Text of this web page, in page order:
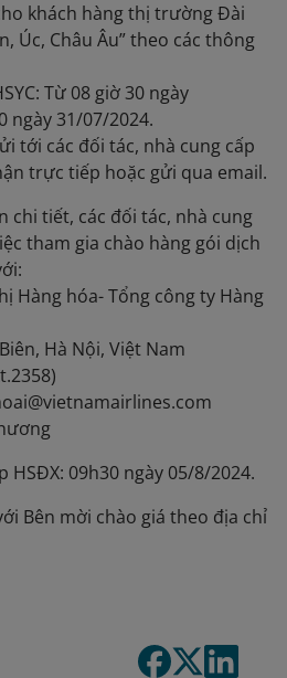
khách hàng thị trường Đài
Úc, Châu Âu” theo các thông
Từ 08 giờ 30 ngày
ngày 31/07/2024.
tới các đối tác, nhà cung cấp
trực tiếp hoặc gửi qua email.
chi tiết, các đối tác, nhà cung
tham gia chào hàng gói dịch
Hàng hóa- Tổng công ty Hàng
Hà Nội, Việt Nam
09h30 ngày 05/8/2024.
Bên mời chào giá theo địa chỉ